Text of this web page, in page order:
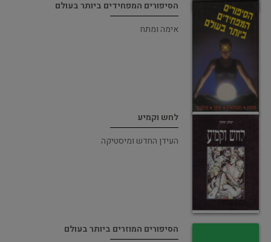
הסיפורים המפחידים ביותר בעולם
אימה ומתח
לחש וקמיע
העידן החדש ומיסטיקה
הסיפורים המוזרים ביותר בעולם